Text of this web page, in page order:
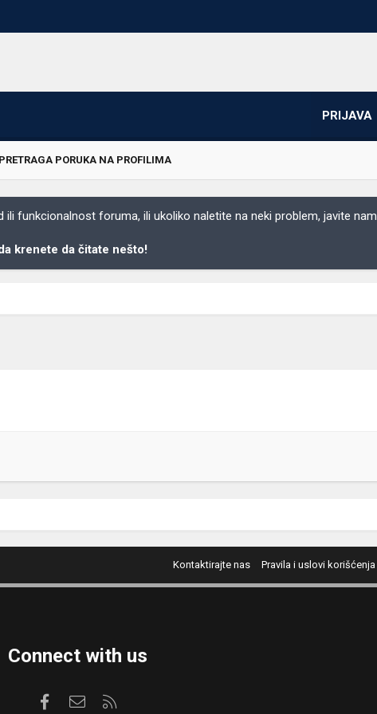
PRIJAVA
PRETRAGA PORUKA NA PROFILIMA
funkcionalnost foruma, ili ukoliko naletite na neki problem, javite nam
krenete da čitate nešto!
Kontaktirajte nas Pravila i uslovi korišćenja
Connect with us
FacebookKontaktirajte nas